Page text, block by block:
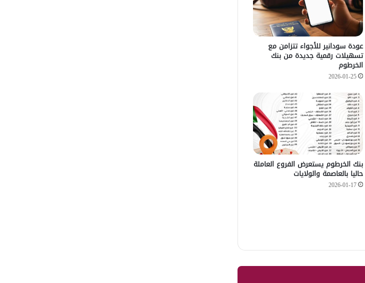
عودة سودانير للأجواء تتزامن مع
تسهيلات رقمية جديدة من بنك
الخرطوم
2026-01-25
بنك الخرطوم يستعرض الفروع العاملة
حاليا بالعاصمة والولايات
2026-01-17